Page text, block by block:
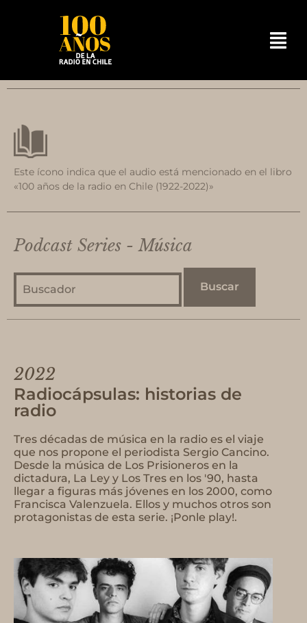
Este ícono indica que el audio está mencionado en el libro
«100 años de la radio en Chile (1922-2022)»
Podcast Series - Música
Buscar
2022
Radiocápsulas: historias de
radio
Tres décadas de música en la radio es el viaje
que nos propone el periodista Sergio Cancino.
Desde la música de Los Prisioneros en la
dictadura, La Ley y Los Tres en los '90, hasta
llegar a figuras más jóvenes en los 2000, como
Francisca Valenzuela. Ellos y muchos otros son
protagonistas de esta serie. ¡Ponle play!.